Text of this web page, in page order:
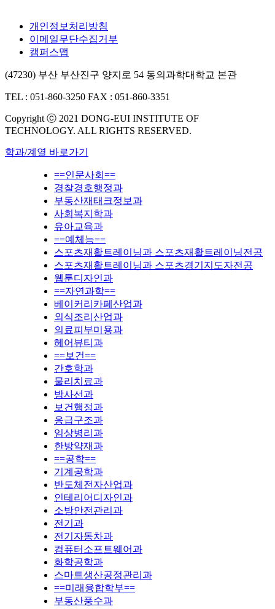
개인정보처리방침
이메일무단수집거부
캠퍼스맵
(47230) 부산 부산진구 양지로 54 동의과학대학교 본관
TEL : 051-860-3250 FAX : 051-860-3351
Copyright ⓒ 2021 DONG-EUI INSTITUTE OF
TECHNOLOGY. ALL RIGHTS RESERVED.
학과/계열 바로가기
==인문사회==
경찰경호행정과
부동산재태크정보과
사회복지학과
유아교육과
==예체능==
스포츠재활트레이닝과 스포츠재활트레이닝전공
스포츠재활트레이닝과 스포츠경기지도자전공
웹툰디자인과
==자연과학==
베이커리카페산업과
외식조리산업과
의료피부미용과
헤어뷰티과
==보건==
간호학과
물리치료과
방사선과
보건행정과
응급구조과
임상병리과
한방약재과
==공학==
기계공학과
반도체전자산업과
인테리어디자인과
소방안전관리과
전기과
전기자동차과
컴퓨터소프트웨어과
화학공학과
스마트생산공정관리과
==미래융합학부==
부동산풍수과